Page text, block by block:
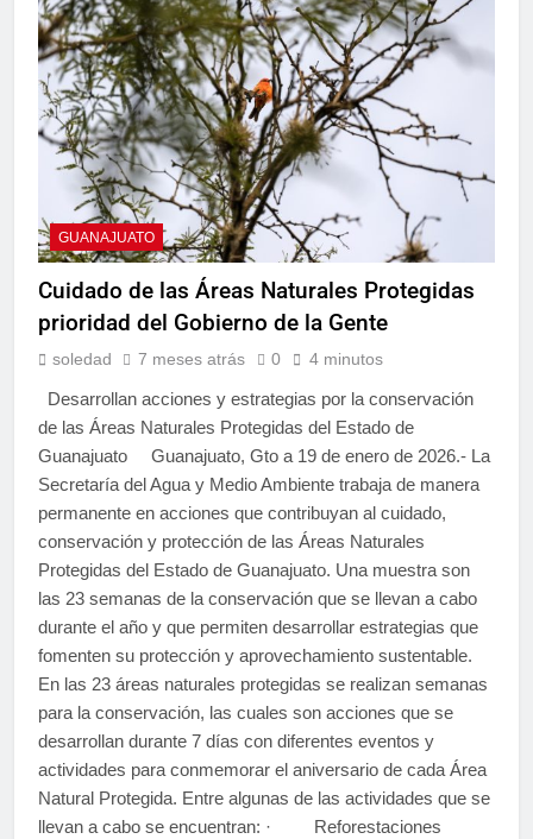
GUANAJUATO
Cuidado de las Áreas Naturales Protegidas
prioridad del Gobierno de la Gente
soledad 7 meses atrás 0 4 minutos
Desarrollan acciones y estrategias por la conservación
de las Áreas Naturales Protegidas del Estado de
Guanajuato Guanajuato, Gto a 19 de enero de 2026.- La
Secretaría del Agua y Medio Ambiente trabaja de manera
permanente en acciones que contribuyan al cuidado,
conservación y protección de las Áreas Naturales
Protegidas del Estado de Guanajuato. Una muestra son
las 23 semanas de la conservación que se llevan a cabo
durante el año y que permiten desarrollar estrategias que
fomenten su protección y aprovechamiento sustentable.
En las 23 áreas naturales protegidas se realizan semanas
para la conservación, las cuales son acciones que se
desarrollan durante 7 días con diferentes eventos y
actividades para conmemorar el aniversario de cada Área
Natural Protegida. Entre algunas de las actividades que se
llevan a cabo se encuentran: · Reforestaciones